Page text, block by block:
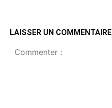
LAISSER UN COMMENTAIRE